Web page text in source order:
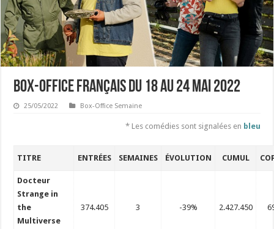
Box-Office français du 18 au 24 mai 2022
25/05/2022 Box-Office Semaine
* Les comédies sont signalées en bleu
TITRE ENTRÉES SEMAINES ÉVOLUTION CUMUL
Docteur
Strange in
the
Multiverse
374.405 3 -39% 2.427.450